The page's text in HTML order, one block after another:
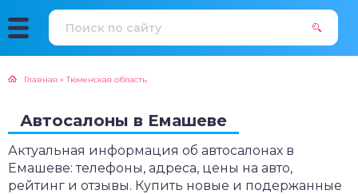
Главная » Тюменская область
Автосалоны в Емашеве
Актуальная информация об автосалонах в
Емашеве: телефоны, адреса, цены на авто,
рейтинг и отзывы. Купить новые и подержанные